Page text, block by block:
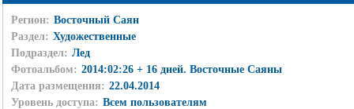
Регион: Восточный Саян
Раздел: Художественные
Подраздел: Лед
Фотоальбом: 2014:02:26 + 16 дней. Восточные Саяны
Дата размещения: 22.04.2014
Уровень доступа: Всем пользователям